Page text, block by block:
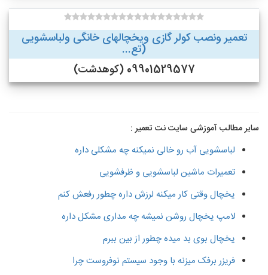
تعمیر ونصب کولر گازی ویخچالهای خانگی ولباسشویی
(تع...
09901529577 (کوهدشت)
سایر مطالب آموزشی سایت نت تعمیر :
لباسشویی آب رو خالی نمیکنه چه مشکلی داره
تعمیرات ماشین لباسشویی و ظرفشویی
یخچال وقتی کار میکنه لرزش داره چطور رفعش کنم
لامپ یخچال روشن نمیشه چه مداری مشکل داره
یخچال بوی بد میده چطور از بین ببرم
فریزر برفک میزنه با وجود سیستم نوفروست چرا